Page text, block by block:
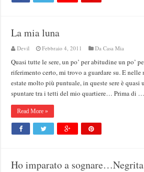
La mia luna
Devil Febbraio 4, 2011 Da Casa Mia
Quasi tutte le sere, un po’ per abitudine un po’
riferimento certo, mi trovo a guardare su. E nelle
estate molto più puntuale, in queste sere è quasi
spuntare tra i tetti del mio quartiere… Prima di …
Read More »
Ho imparato a sognare…Negrita